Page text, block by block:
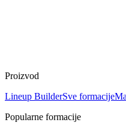
Proizvod
Lineup BuilderSve formacije
Popularne formacije